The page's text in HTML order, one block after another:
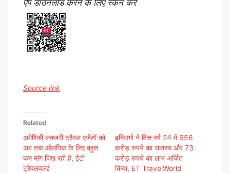
ऐप डाउनलोड करने के लिए स्कैन करें
Source link
Related
अमेरिकी लक्जरी ट्रैवल एजेंटों को
अब तक ओलंपिक के लिए बहुत
कम मांग दिख रही है, ईटी
ट्रैवलवर्ल्ड
इक्सिगो ने वित्त वर्ष 24 में 656
करोड़ रुपये का राजस्व और 73
करोड़ रुपये का लाभ अर्जित
किया, ET TravelWorld